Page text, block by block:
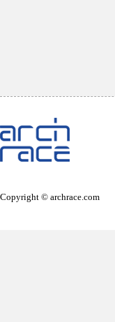
Copyright © archrace.com